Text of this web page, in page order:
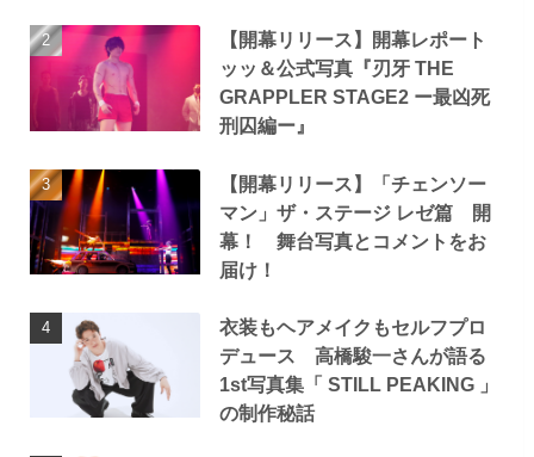
【開幕リリース】開幕レポート
ッッ＆公式写真『刃牙 THE
GRAPPLER STAGE2 ー最凶死
刑囚編ー』
【開幕リリース】「チェンソー
マン」ザ・ステージ レゼ篇 開
幕！ 舞台写真とコメントをお
届け！
衣装もヘアメイクもセルフプロ
デュース 高橋駿一さんが語る
1st写真集「 STILL PEAKING 」
の制作秘話